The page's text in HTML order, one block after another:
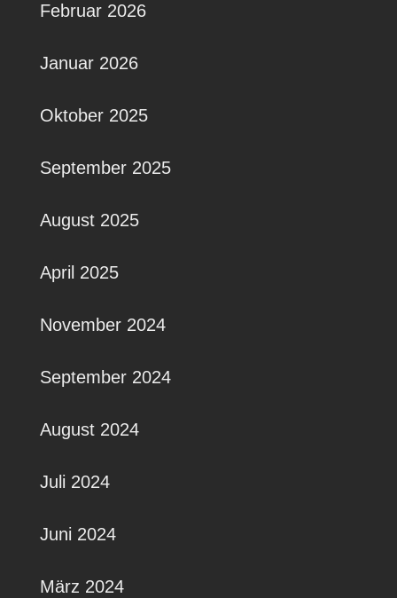
Februar 2026
Januar 2026
Oktober 2025
September 2025
August 2025
April 2025
November 2024
September 2024
August 2024
Juli 2024
Juni 2024
März 2024